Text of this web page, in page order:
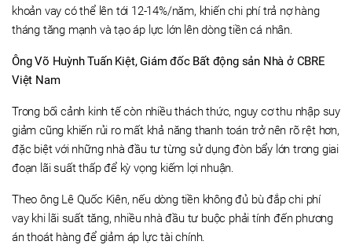
khoản vay có thể lên tới 12-14%/năm, khiến chi phí trả nợ hàng
tháng tăng mạnh và tạo áp lực lớn lên dòng tiền cá nhân.
Ông Võ Huỳnh Tuấn Kiệt, Giám đốc Bất động sản Nhà ở CBRE
Việt Nam
Trong bối cảnh kinh tế còn nhiều thách thức, nguy cơ thu nhập suy
giảm cũng khiến rủi ro mất khả năng thanh toán trở nên rõ rệt hơn,
đặc biệt với những nhà đầu tư từng sử dụng đòn bẩy lớn trong giai
đoạn lãi suất thấp để kỳ vọng kiếm lợi nhuận.
Theo ông Lê Quốc Kiên, nếu dòng tiền không đủ bù đắp chi phí
vay khi lãi suất tăng, nhiều nhà đầu tư buộc phải tính đến phương
án thoát hàng để giảm áp lực tài chính.